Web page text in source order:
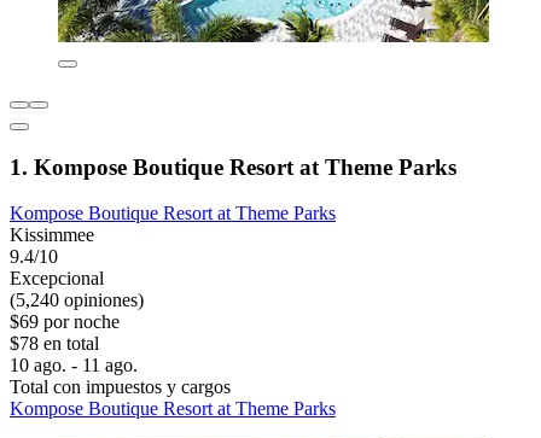
1. Kompose Boutique Resort at Theme Parks
Kompose Boutique Resort at Theme Parks
Kissimmee
9.4/10
Excepcional
(5,240 opiniones)
$69 por noche
$78 en total
10 ago. - 11 ago.
Total con impuestos y cargos
Kompose Boutique Resort at Theme Parks